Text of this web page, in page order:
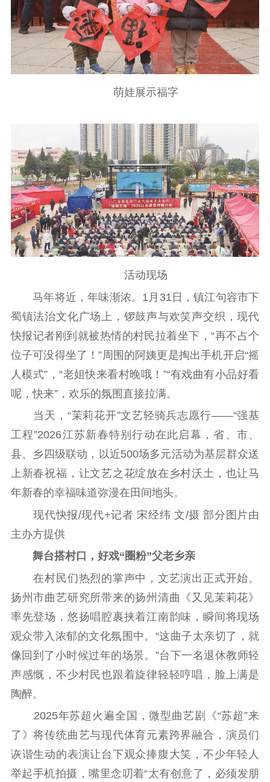
记者之家
品牌栏目
文化文艺
精品生产 文化惠民
文化传承
体制改革
精神文明
文明创建 文明实践
文明培育
先进典型
社会宣传
思想政治教育 爱国主义教育
全民国防教育
红色资源保护利
用
新闻出版
精品出版 全民阅读
出版监管
扫黄打非
电影工作
电影创作 电影市场
机关党建
党建要闻 学习在线
文化人才
紫金人才 职称评审
公共服务
新时代公民素养
提升资源库
新闻出版
政务服务
作品著作权
登记服务
科研创新
服务管理平台
智库服务
管理平台
文艺创作
服务管理
文化产业
统计分析
数字出版
审读服务
新闻发布工作备
案管理系统
共建共享平台
习平台
责任编辑注册
业务申报系统
萌娃展示福字
活动现场
马年将近，年味渐浓。1月31日，镇江句容市下
蜀镇法治文化广场上，锣鼓声与欢笑声交织，现代
快报记者刚到就被热情的村民拉着坐下，“再不占个
位子可没得坐了！”周围的阿姨更是掏出手机开启“摇
人模式”，“老姐快来看村晚哦！”“有戏曲有小品好看
呢，快来”，欢乐的氛围直接拉满。
当天，“茉莉花开”文艺轻骑兵志愿行——“强基
工程”2026江苏新春特别行动在此启幕，省、市、
县、乡四级联动，以近500场多元活动为基层群众送
上新春祝福，让文艺之花绽放在乡村沃土，也让马
年新春的幸福味道弥漫在田间地头。
现代快报/现代+记者 宋经纬 文/摄 部分图片由
主办方提供
舞台搭村口，好戏“圈粉”父老乡亲
在村民们热烈的掌声中，文艺演出正式开始。
扬州市曲艺研究所带来的扬州清曲《又见茉莉花》
率先登场，悠扬唱腔裹挟着江南韵味，瞬间将现场
观众带入浓郁的文化氛围中。“这曲子太亲切了，就
像回到了小时候过年的场景。”台下一名退休教师轻
声感慨，不少村民也跟着旋律轻轻哼唱，脸上满是
陶醉。
2025年苏超火遍全国，微型曲艺剧《“苏超”来
了》将传统曲艺与现代体育元素跨界融合，演员们
诙谐生动的表演让台下观众捧腹大笑，不少年轻人
举起手机拍摄，嘴里念叨着“太有创意了，必须发朋